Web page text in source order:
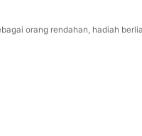
orang rendahan, hadiah